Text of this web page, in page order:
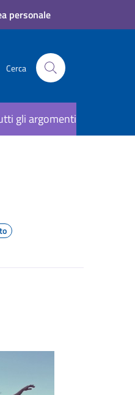
personale
Cerca
gli argomenti